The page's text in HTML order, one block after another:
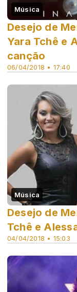
Música
06/04/2018 • 17:40
Desejo de
Yara Tchê e
canção
Música
04/04/2018 • 15:03
Desejo de
Tchê e